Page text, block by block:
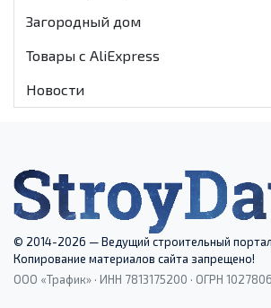
Загородный дом
Товары с AliExpress
Новости
© 2014-2026 — Ведущий строительный
Копирование материалов сайта запрещено!
ООО «Трафик» · ИНН 7813175200 · ОГРН